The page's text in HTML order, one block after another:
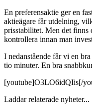
En preferensaktie ger en
aktieägare får utdelning,
prisstabilitet. Men det finns
kontrollera innan man
I nedanstående får vi en
tio minuter. En bra
[youtube]O3LO6idQIis[/
Laddar relaterade nyheter...